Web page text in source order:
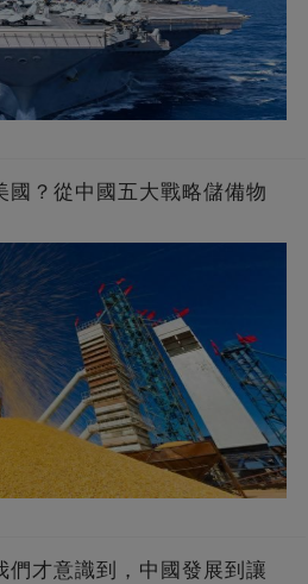
國？從中國五大戰略儲備物
們才意識到，中國發展到讓